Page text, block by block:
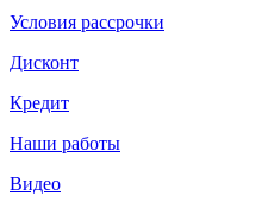
Условия рассрочки
Дисконт
Кредит
Наши работы
Видео